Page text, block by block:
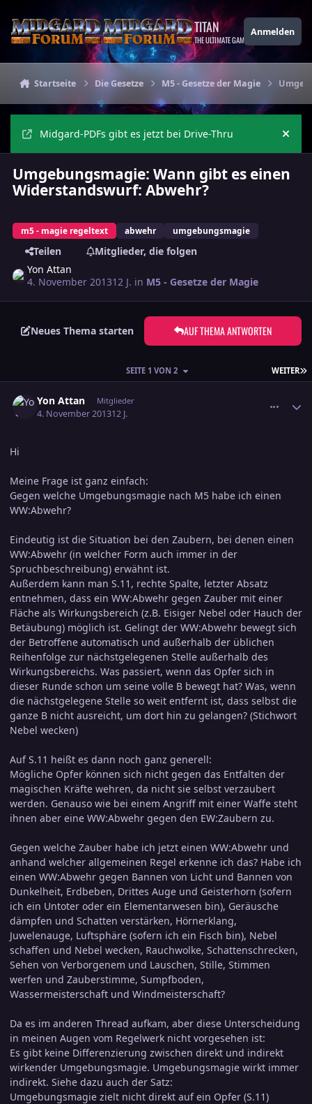
TITAN
THE ULTIMATE GAMING THEME
Anmelden
Startseite Die Gesetze M5 - Gesetze der Magie
Midgard-PDFs gibt es jetzt bei Drive-Thru
Umgebungsmagie: Wann gibt es einen
Widerstandswurf: Abwehr?
m5 - magie regeltext abwehr umgebungsmagie
Teilen
Mitglieder, die folgen
Yon Attan
4. November 201312 J. in M5 - Gesetze der Magie
Neues Thema starten AUF THEMA ANTWORTEN
WEITER
SEITE 1 VON 2
Yon Attan Mitglieder
4. November 201312 J.
Hi
Meine Frage ist ganz einfach:
Gegen welche Umgebungsmagie nach M5 habe ich einen
WW:Abwehr?
Eindeutig ist die Situation bei den Zaubern, bei denen einen
WW:Abwehr (in welcher Form auch immer in der
Spruchbeschreibung) erwähnt ist.
Außerdem kann man S.11, rechte Spalte, letzter Absatz
entnehmen, dass ein WW:Abwehr gegen Zauber mit einer
Fläche als Wirkungsbereich (z.B. Eisiger Nebel oder Hauch der
Betäubung) möglich ist. Gelingt der WW:Abwehr bewegt sich
der Betroffene automatisch und außerhalb der üblichen
Reihenfolge zur nächstgelegenen Stelle außerhalb des
Wirkungsbereichs. Was passiert, wenn das Opfer sich in
dieser Runde schon um seine volle B bewegt hat? Was, wenn
die nächstgelegene Stelle so weit entfernt ist, dass selbst die
ganze B nicht ausreicht, um dort hin zu gelangen? (Stichwort
Nebel wecken)
Auf S.11 heißt es dann noch ganz generell:
Mögliche Opfer können sich nicht gegen das Entfalten der
magischen Kräfte wehren, da nicht sie selbst verzaubert
werden. Genauso wie bei einem Angriff mit einer Waffe steht
ihnen aber eine WW:Abwehr gegen den EW:Zaubern zu.
Gegen welche Zauber habe ich jetzt einen WW:Abwehr und
anhand welcher allgemeinen Regel erkenne ich das? Habe ich
einen WW:Abwehr gegen Bannen von Licht und Bannen von
Dunkelheit, Erdbeben, Drittes Auge und Geisterhorn (sofern
ich ein Untoter oder ein Elementarwesen bin), Geräusche
dämpfen und Schatten verstärken, Hörnerklang,
Juwelenauge, Luftsphäre (sofern ich ein Fisch bin), Nebel
schaffen und Nebel wecken, Rauchwolke, Schattenschrecken,
Sehen von Verborgenem und Lauschen, Stille, Stimmen
werfen und Zauberstimme, Sumpfboden,
Wassermeisterschaft und Windmeisterschaft?
Da es im anderen Thread aufkam, aber diese Unterscheidung
in meinen Augen vom Regelwerk nicht vorgesehen ist:
Es gibt keine Differenzierung zwischen direkt und indirekt
wirkender Umgebungsmagie. Umgebungsmagie wirkt immer
indirekt. Siehe dazu auch der Satz:
Umgebungsmagie zielt nicht direkt auf ein Opfer (S.11)